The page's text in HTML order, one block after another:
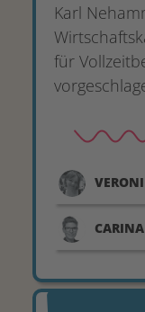
Karl
für
CARINA